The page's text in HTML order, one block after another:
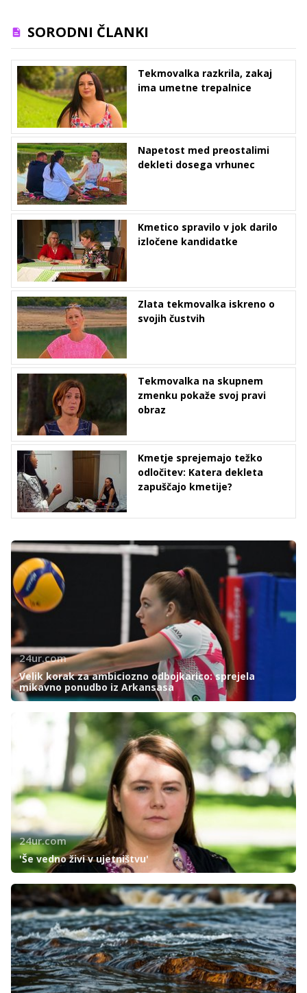
SORODNI ČLANKI
Tekmovalka razkrila, zakaj
ima umetne trepalnice
Napetost med preostalimi
dekleti dosega vrhunec
Kmetico spravilo v jok darilo
izločene kandidatke
Zlata tekmovalka iskreno o
svojih čustvih
Tekmovalka na skupnem
zmenku pokaže svoj pravi
obraz
Kmetje sprejemajo težko
odločitev: Katera dekleta
zapuščajo kmetije?
24ur.com
Velik korak za ambiciozno odbojkarico: sprejela
mikavno ponudbo iz Arkansasa
24ur.com
'Še vedno živi v ujetništvu'